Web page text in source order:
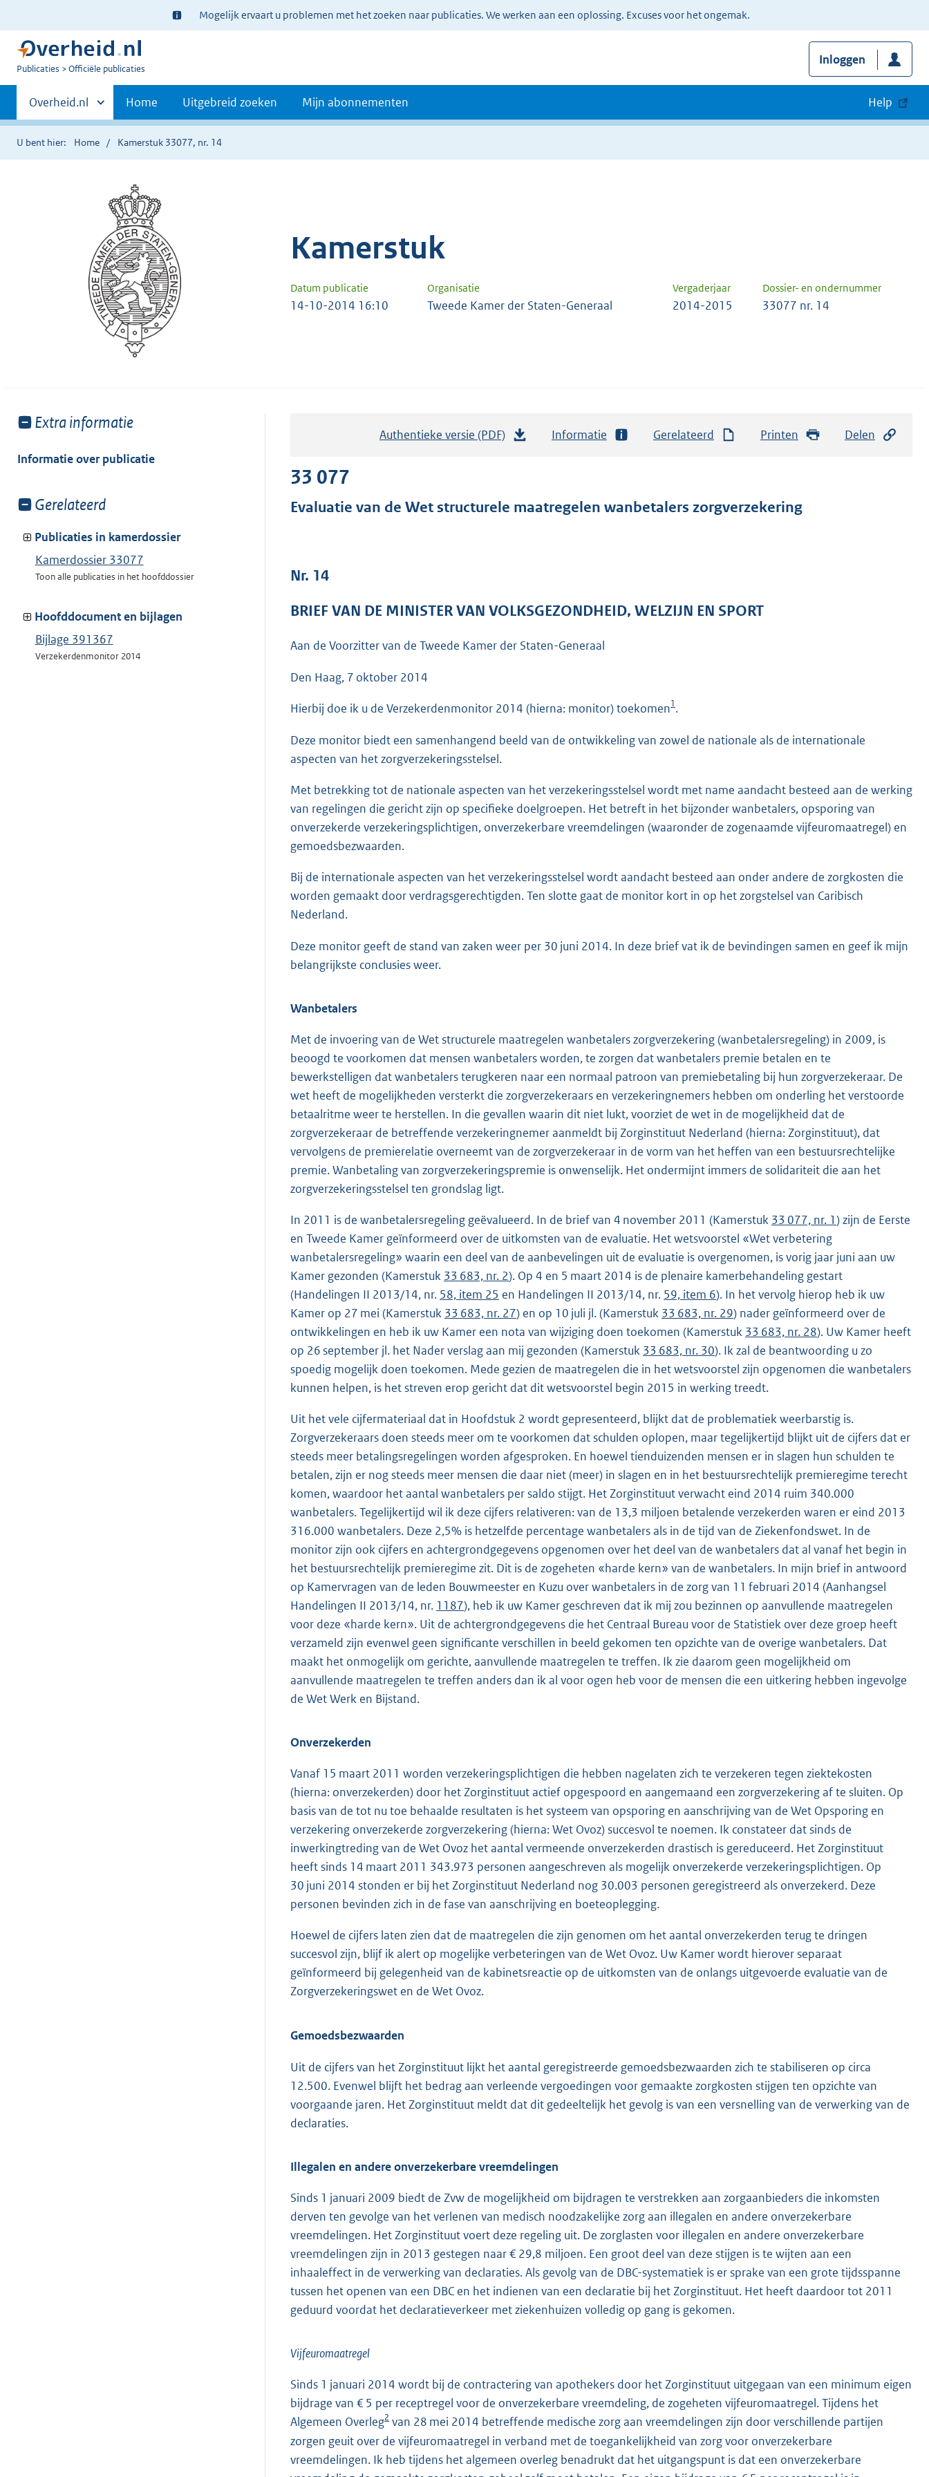
Ter
informatie:
Mogelijk ervaart u problemen met het zoeken naar publicaties. We werken aan een oplossing. Excuses voor het ongemak.
U
Publicaties Officiële publicaties
Inloggen
Primaire
navigatie
Andere
sites
binnen
Overheid.nl Home Uitgebreid zoeken Mijn abonnementen Help
U bent hier: Home Kamerstuk 33077, nr. 14
Kamerstuk
Datum publicatie Organisatie Vergaderjaar Dossier- en ondernummer
14-10-2014 16:10 Tweede Kamer der Staten-Generaal 2014-2015 33077 nr. 14
Toon
van:
Extra informatie
Informatie over publicatie
Toon
van:
Gerelateerd
Publicaties in kamerdossier
Kamerdossier 33077
Toon alle publicaties in het hoofddossier
Hoofddocument en bijlagen
Bijlage 391367
Verzekerdenmonitor 2014
Authentieke versie (PDF)
a
r
o
:
b
Informatie Gerelateerd Printen Delen
33 077
Evaluatie van de Wet structurele maatregelen wanbetalers zorgverzekering
Nr. 14
BRIEF VAN DE MINISTER VAN VOLKSGEZONDHEID, WELZIJN EN SPORT
Aan de Voorzitter van de Tweede Kamer der Staten-Generaal
Den Haag, 7 oktober 2014
Hierbij doe ik u de Verzekerdenmonitor 2014 (hierna: monitor) toekomen1.
Deze monitor biedt een samenhangend beeld van de ontwikkeling van zowel de nationale als de internationale
aspecten van het zorgverzekeringsstelsel.
Met betrekking tot de nationale aspecten van het verzekeringsstelsel wordt met name aandacht besteed aan de werking
van regelingen die gericht zijn op specifieke doelgroepen. Het betreft in het bijzonder wanbetalers, opsporing van
onverzekerde verzekeringsplichtigen, onverzekerbare vreemdelingen (waaronder de zogenaamde vijfeuromaatregel) en
gemoedsbezwaarden.
Bij de internationale aspecten van het verzekeringsstelsel wordt aandacht besteed aan onder andere de zorgkosten die
worden gemaakt door verdragsgerechtigden. Ten slotte gaat de monitor kort in op het zorgstelsel van Caribisch
Nederland.
Deze monitor geeft de stand van zaken weer per 30 juni 2014. In deze brief vat ik de bevindingen samen en geef ik mijn
belangrijkste conclusies weer.
Wanbetalers
Met de invoering van de Wet structurele maatregelen wanbetalers zorgverzekering (wanbetalersregeling) in 2009, is
beoogd te voorkomen dat mensen wanbetalers worden, te zorgen dat wanbetalers premie betalen en te
bewerkstelligen dat wanbetalers terugkeren naar een normaal patroon van premiebetaling bij hun zorgverzekeraar. De
wet heeft de mogelijkheden versterkt die zorgverzekeraars en verzekeringnemers hebben om onderling het verstoorde
betaalritme weer te herstellen. In die gevallen waarin dit niet lukt, voorziet de wet in de mogelijkheid dat de
zorgverzekeraar de betreffende verzekeringnemer aanmeldt bij Zorginstituut Nederland (hierna: Zorginstituut), dat
vervolgens de premierelatie overneemt van de zorgverzekeraar in de vorm van het heffen van een bestuursrechtelijke
premie. Wanbetaling van zorgverzekeringspremie is onwenselijk. Het ondermijnt immers de solidariteit die aan het
zorgverzekeringsstelsel ten grondslag ligt.
In 2011 is de wanbetalersregeling geëvalueerd. In de brief van 4 november 2011 (Kamerstuk 33 077, nr. 1) zijn de Eerste
en Tweede Kamer geïnformeerd over de uitkomsten van de evaluatie. Het wetsvoorstel «Wet verbetering
wanbetalersregeling» waarin een deel van de aanbevelingen uit de evaluatie is overgenomen, is vorig jaar juni aan uw
Kamer gezonden (Kamerstuk 33 683, nr. 2). Op 4 en 5 maart 2014 is de plenaire kamerbehandeling gestart
(Handelingen II 2013/14, nr. 58, item 25 en Handelingen II 2013/14, nr. 59, item 6). In het vervolg hierop heb ik uw
Kamer op 27 mei (Kamerstuk 33 683, nr. 27) en op 10 juli jl. (Kamerstuk 33 683, nr. 29) nader geïnformeerd over de
ontwikkelingen en heb ik uw Kamer een nota van wijziging doen toekomen (Kamerstuk 33 683, nr. 28). Uw Kamer heeft
op 26 september jl. het Nader verslag aan mij gezonden (Kamerstuk 33 683, nr. 30). Ik zal de beantwoording u zo
spoedig mogelijk doen toekomen. Mede gezien de maatregelen die in het wetsvoorstel zijn opgenomen die wanbetalers
kunnen helpen, is het streven erop gericht dat dit wetsvoorstel begin 2015 in werking treedt.
Uit het vele cijfermateriaal dat in Hoofdstuk 2 wordt gepresenteerd, blijkt dat de problematiek weerbarstig is.
Zorgverzekeraars doen steeds meer om te voorkomen dat schulden oplopen, maar tegelijkertijd blijkt uit de cijfers dat er
steeds meer betalingsregelingen worden afgesproken. En hoewel tienduizenden mensen er in slagen hun schulden te
betalen, zijn er nog steeds meer mensen die daar niet (meer) in slagen en in het bestuursrechtelijk premieregime terecht
komen, waardoor het aantal wanbetalers per saldo stijgt. Het Zorginstituut verwacht eind 2014 ruim 340.000
wanbetalers. Tegelijkertijd wil ik deze cijfers relativeren: van de 13,3 miljoen betalende verzekerden waren er eind 2013
316.000 wanbetalers. Deze 2,5% is hetzelfde percentage wanbetalers als in de tijd van de Ziekenfondswet. In de
monitor zijn ook cijfers en achtergrondgegevens opgenomen over het deel van de wanbetalers dat al vanaf het begin in
het bestuursrechtelijk premieregime zit. Dit is de zogeheten «harde kern» van de wanbetalers. In mijn brief in antwoord
op Kamervragen van de leden Bouwmeester en Kuzu over wanbetalers in de zorg van 11 februari 2014 (Aanhangsel
Handelingen II 2013/14, nr. 1187), heb ik uw Kamer geschreven dat ik mij zou bezinnen op aanvullende maatregelen
voor deze «harde kern». Uit de achtergrondgegevens die het Centraal Bureau voor de Statistiek over deze groep heeft
verzameld zijn evenwel geen significante verschillen in beeld gekomen ten opzichte van de overige wanbetalers. Dat
maakt het onmogelijk om gerichte, aanvullende maatregelen te treffen. Ik zie daarom geen mogelijkheid om
aanvullende maatregelen te treffen anders dan ik al voor ogen heb voor de mensen die een uitkering hebben ingevolge
de Wet Werk en Bijstand.
Onverzekerden
Vanaf 15 maart 2011 worden verzekeringsplichtigen die hebben nagelaten zich te verzekeren tegen ziektekosten
(hierna: onverzekerden) door het Zorginstituut actief opgespoord en aangemaand een zorgverzekering af te sluiten. Op
basis van de tot nu toe behaalde resultaten is het systeem van opsporing en aanschrijving van de Wet Opsporing en
verzekering onverzekerde zorgverzekering (hierna: Wet Ovoz) succesvol te noemen. Ik constateer dat sinds de
inwerkingtreding van de Wet Ovoz het aantal vermeende onverzekerden drastisch is gereduceerd. Het Zorginstituut
heeft sinds 14 maart 2011 343.973 personen aangeschreven als mogelijk onverzekerde verzekeringsplichtigen. Op
30 juni 2014 stonden er bij het Zorginstituut Nederland nog 30.003 personen geregistreerd als onverzekerd. Deze
personen bevinden zich in de fase van aanschrijving en boeteoplegging.
Hoewel de cijfers laten zien dat de maatregelen die zijn genomen om het aantal onverzekerden terug te dringen
succesvol zijn, blijf ik alert op mogelijke verbeteringen van de Wet Ovoz. Uw Kamer wordt hierover separaat
geïnformeerd bij gelegenheid van de kabinetsreactie op de uitkomsten van de onlangs uitgevoerde evaluatie van de
Zorgverzekeringswet en de Wet Ovoz.
Gemoedsbezwaarden
Uit de cijfers van het Zorginstituut lijkt het aantal geregistreerde gemoedsbezwaarden zich te stabiliseren op circa
12.500. Evenwel blijft het bedrag aan verleende vergoedingen voor gemaakte zorgkosten stijgen ten opzichte van
voorgaande jaren. Het Zorginstituut meldt dat dit gedeeltelijk het gevolg is van een versnelling van de verwerking van de
declaraties.
Illegalen en andere onverzekerbare vreemdelingen
Sinds 1 januari 2009 biedt de Zvw de mogelijkheid om bijdragen te verstrekken aan zorgaanbieders die inkomsten
derven ten gevolge van het verlenen van medisch noodzakelijke zorg aan illegalen en andere onverzekerbare
vreemdelingen. Het Zorginstituut voert deze regeling uit. De zorglasten voor illegalen en andere onverzekerbare
vreemdelingen zijn in 2013 gestegen naar € 29,8 miljoen. Een groot deel van deze stijgen is te wijten aan een
inhaaleffect in de verwerking van declaraties. Als gevolg van de DBC-systematiek is er sprake van een grote tijdsspanne
tussen het openen van een DBC en het indienen van een declaratie bij het Zorginstituut. Het heeft daardoor tot 2011
geduurd voordat het declaratieverkeer met ziekenhuizen volledig op gang is gekomen.
Vijfeuromaatregel
Sinds 1 januari 2014 wordt bij de contractering van apothekers door het Zorginstituut uitgegaan van een minimum eigen
bijdrage van € 5 per receptregel voor de onverzekerbare vreemdeling, de zogeheten vijfeuromaatregel. Tijdens het
Algemeen Overleg2 van 28 mei 2014 betreffende medische zorg aan vreemdelingen zijn door verschillende partijen
zorgen geuit over de vijfeuromaatregel in verband met de toegankelijkheid van zorg voor onverzekerbare
vreemdelingen. Ik heb tijdens het algemeen overleg benadrukt dat het uitgangspunt is dat een onverzekerbare